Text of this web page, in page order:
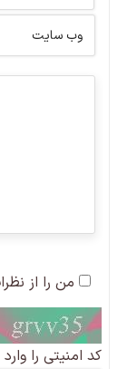
من را از
کد امنیتی را